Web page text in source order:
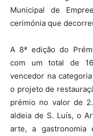
Municipal de
cerimónia que
A 8ª edição do
com um total de
vencedor na
o projeto de
prémio no valor de
aldeia de S. Luís, o
arte, a gastronomia